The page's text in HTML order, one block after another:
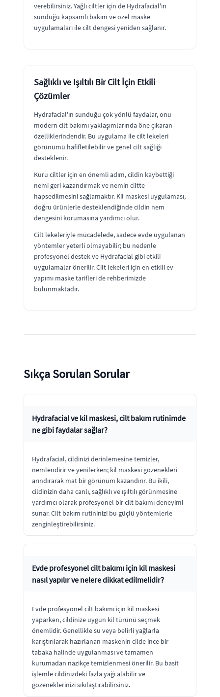
verebilirsiniz. Yağlı ciltler için de Hydrafacial'ın
sunduğu kapsamlı bakım ve özel maske
uygulamaları ile cilt dengesi yeniden sağlanır.
Sağlıklı ve Işıltılı Bir Cilt İçin Etkili
Çözümler
Hydrafacial'ın sunduğu çok yönlü faydalar, onu
modern cilt bakımı yaklaşımlarında öne çıkaran
özelliklerindendir. Bu uygulama ile cilt lekeleri
görünümü hafifletilebilir ve genel cilt sağlığı
desteklenir.
Kuru ciltler için en önemli adım, cildin kaybettiği
nemi geri kazandırmak ve nemin ciltte
hapsedilmesini sağlamaktır. Kil maskesi uygulaması,
doğru ürünlerle desteklendiğinde cildin nem
dengesini korumasına yardımcı olur.
Cilt lekeleriyle mücadelede, sadece evde uygulanan
yöntemler yeterli olmayabilir; bu nedenle
profesyonel destek ve Hydrafacial gibi etkili
uygulamalar önerilir. Cilt lekeleri için en etkili ev
yapımı maske tarifleri de rehberimizde
bulunmaktadır.
Sıkça Sorulan Sorular
Hydrafacial ve kil maskesi, cilt bakım rutinimde
ne gibi faydalar sağlar?
Hydrafacial, cildinizi derinlemesine temizler,
nemlendirir ve yenilerken; kil maskesi gözenekleri
arındırarak mat bir görünüm kazandırır. Bu ikili,
cildinizin daha canlı, sağlıklı ve ışıltılı görünmesine
yardımcı olarak profesyonel bir cilt bakımı deneyimi
sunar. Cilt bakım rutininizi bu güçlü yöntemlerle
zenginleştirebilirsiniz.
Evde profesyonel cilt bakımı için kil maskesi
nasıl yapılır ve nelere dikkat edilmelidir?
Evde profesyonel cilt bakımı için kil maskesi
yaparken, cildinize uygun kil türünü seçmek
önemlidir. Genellikle su veya belirli yağlarla
karıştırılarak hazırlanan maskenin cilde ince bir
tabaka halinde uygulanması ve tamamen
kurumadan nazikçe temizlenmesi önerilir. Bu basit
işlemle cildinizdeki fazla yağı alabilir ve
gözeneklerinizi sıkılaştırabilirsiniz.